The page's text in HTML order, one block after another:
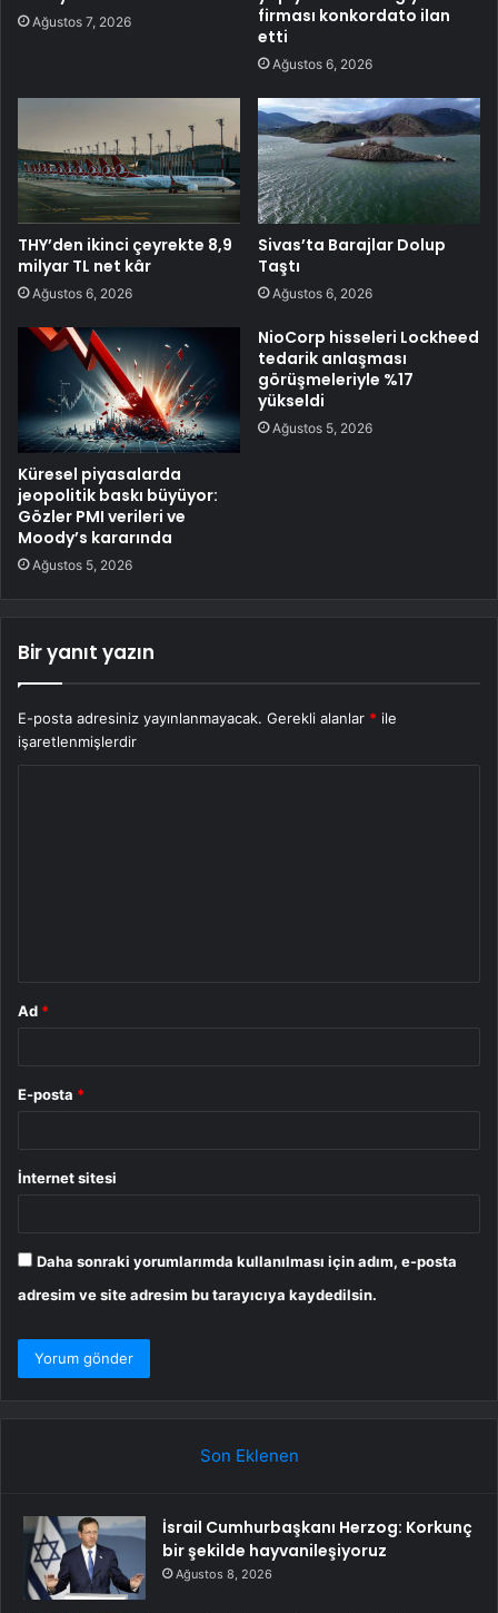
Ağustos 7, 2026
firması konkordato ilan
etti
Ağustos 6, 2026
THY’den ikinci çeyrekte 8,9
milyar TL net kâr
Ağustos 6, 2026
Sivas’ta Barajlar Dolup
Taştı
Ağustos 6, 2026
Küresel piyasalarda
jeopolitik baskı büyüyor:
Gözler PMI verileri ve
Moody’s kararında
Ağustos 5, 2026
NioCorp hisseleri Lockheed
tedarik anlaşması
görüşmeleriyle %17
yükseldi
Ağustos 5, 2026
Bir yanıt yazın
E-posta adresiniz yayınlanmayacak. Gerekli alanlar * ile
işaretlenmişlerdir
Ad *
E-posta *
İnternet sitesi
Daha sonraki yorumlarımda kullanılması için adım, e-posta
adresim ve site adresim bu tarayıcıya kaydedilsin.
Son Eklenen
İsrail Cumhurbaşkanı Herzog: Korkunç
bir şekilde hayvanileşiyoruz
Ağustos 8, 2026